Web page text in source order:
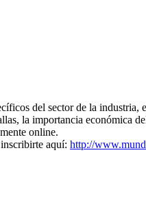
del sector de la industria,
la importancia económica
online.
aquí: http://